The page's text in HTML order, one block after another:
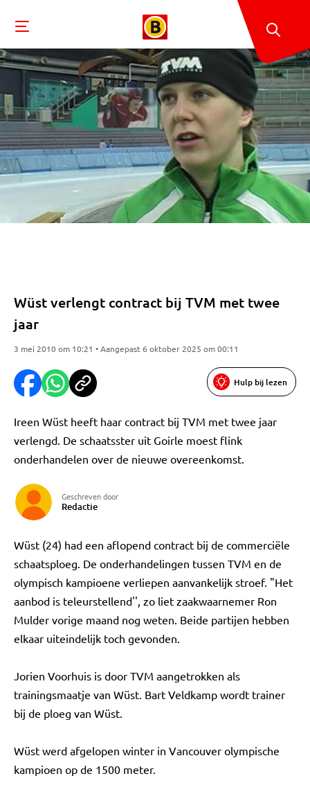
Wüst verlengt contract bij TVM met twee
jaar
3 mei 2010 om 10:21 • Aangepast 6 oktober 2025 om 00:11
Hulp bij lezen
Ireen Wüst heeft haar contract bij TVM met twee jaar
verlengd. De schaatsster uit Goirle moest flink
onderhandelen over de nieuwe overeenkomst.
Geschreven door
Redactie
Wüst (24) had een aflopend contract bij de commerciële
schaatsploeg. De onderhandelingen tussen TVM en de
olympisch kampioene verliepen aanvankelijk stroef. "Het
aanbod is teleurstellend'', zo liet zaakwaarnemer Ron
Mulder vorige maand nog weten. Beide partijen hebben
elkaar uiteindelijk toch gevonden.
Jorien Voorhuis is door TVM aangetrokken als
trainingsmaatje van Wüst. Bart Veldkamp wordt trainer
bij de ploeg van Wüst.
Wüst werd afgelopen winter in Vancouver olympische
kampioen op de 1500 meter.